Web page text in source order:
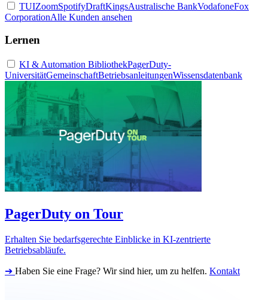
TUIZoomSpotifyDraftKingsAustralische BankVodafoneFox
CorporationAlle Kunden ansehen
Lernen
KI & Automation BibliothekPagerDuty-
UniversitätGemeinschaftBetriebsanleitungenWissensdatenbank
PagerDuty on Tour
Erhalten Sie bedarfsgerechte Einblicke in KI-zentrierte
Betriebsabläufe.
➔ Haben Sie eine Frage? Wir sind hier, um zu helfen. Kontakt